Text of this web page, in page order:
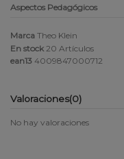
Aspectos Pedagógicos
Marca Theo Klein
En stock 20 Artículos
ean13 4009847000712
Valoraciones(0)
No hay valoraciones